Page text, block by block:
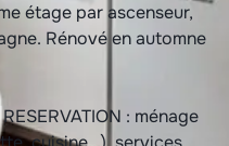
étage par ascenseur,
Rénové en automne
: ménage